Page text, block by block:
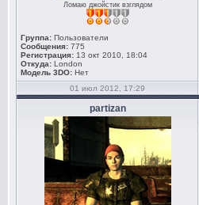
Ломаю джойстик взглядом
Группа: Пользователи
Сообщения: 775
Регистрация: 13 окт 2010, 18:04
Откуда: London
Модель 3DO: Нет
01 июл 2012, 17:29
partizan